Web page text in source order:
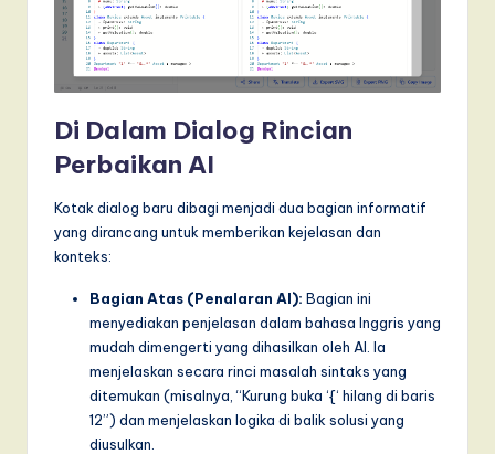
Di Dalam Dialog Rincian
Perbaikan AI
Kotak dialog baru dibagi menjadi dua bagian informatif
yang dirancang untuk memberikan kejelasan dan
konteks:
Bagian Atas (Penalaran AI): Bagian ini
menyediakan penjelasan dalam bahasa Inggris yang
mudah dimengerti yang dihasilkan oleh AI. Ia
menjelaskan secara rinci masalah sintaks yang
ditemukan (misalnya, “Kurung buka ‘{‘ hilang di baris
12”) dan menjelaskan logika di balik solusi yang
diusulkan.